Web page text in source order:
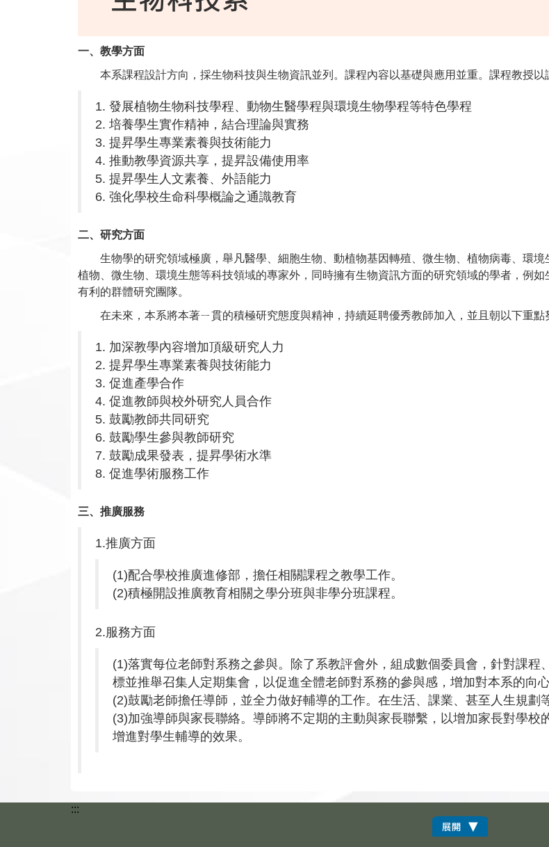
一、教學方面
本系課程設計方向，採生物科技與生物資訊並列。課程內容以基礎與應用並重。課程教授以
1. 發展植物生物科技學程、動物生醫學程與環境生物學程等特色學程
2. 培養學生實作精神，結合理論與實務
3. 提昇學生專業素養與技術能力
4. 推動教學資源共享，提昇設備使用率
5. 提昇學生人文素養、外語能力
6. 強化學校生命科學概論之通識教育
二、研究方面
生物學的研究領域極廣，舉凡醫學、細胞生物、動植物基因轉殖、微生物、植物病毒、環境
植物、微生物、環境生態等科技領域的專家外，同時擁有生物資訊方面的研究領域的學者，例
有利的群體研究團隊。
在未來，本系將本著ㄧ貫的積極研究態度與精神，持續延聘優秀教師加入，並且朝以下重點
1. 加深教學內容增加頂級研究人力
2. 提昇學生專業素養與技術能力
3. 促進產學合作
4. 促進教師與校外研究人員合作
5. 鼓勵教師共同研究
6. 鼓勵學生參與教師研究
7. 鼓勵成果發表，提昇學術水準
8. 促進學術服務工作
三、推廣服務
1.推廣方面
(1)配合學校推廣進修部，擔任相關課程之教學工作。
(2)積極開設推廣教育相關之學分班與非學分班課程。
2.服務方面
(1)落實每位老師對系務之參與。除了系教評會外，組成數個委員會，針對課程
標並推舉召集人定期集會，以促進全體老師對系務的參與感，增加對本系的向心
(2)鼓勵老師擔任導師，並全力做好輔導的工作。在生活、課業、甚至人生規劃
(3)加強導師與家長聯絡。導師將不定期的主動與家長聯繫，以增加家長對學校
增進對學生輔導的效果。
:::